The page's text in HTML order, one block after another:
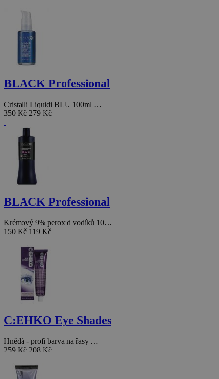
BLACK Professional
Cristalli Liquidi BLU 100ml …
350 Kč 279 Kč
BLACK Professional
Krémový 9% peroxid vodíků 10…
150 Kč 119 Kč
C:EHKO Eye Shades
Hnědá - profi barva na řasy …
259 Kč 208 Kč